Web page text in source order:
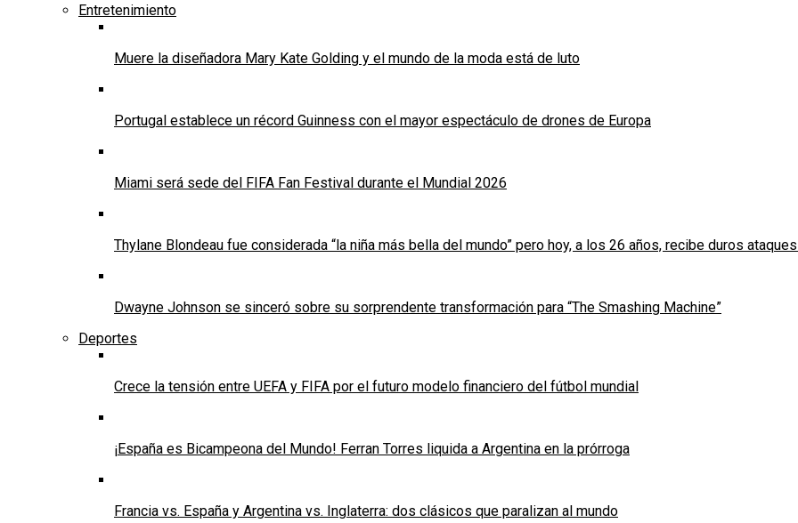
Entretenimiento
Muere la diseñadora Mary Kate Golding y el mundo de la moda está de luto
Portugal establece un récord Guinness con el mayor espectáculo de drones de Europa
Miami será sede del FIFA Fan Festival durante el Mundial 2026
Thylane Blondeau fue considerada “la niña más bella del mundo” pero hoy, a los 26 años, recibe duros
Dwayne Johnson se sinceró sobre su sorprendente transformación para “The Smashing Machine”
Deportes
Crece la tensión entre UEFA y FIFA por el futuro modelo financiero del fútbol mundial
¡España es Bicampeona del Mundo! Ferran Torres liquida a Argentina en la prórroga
Francia vs. España y Argentina vs. Inglaterra: dos clásicos que paralizan al mundo